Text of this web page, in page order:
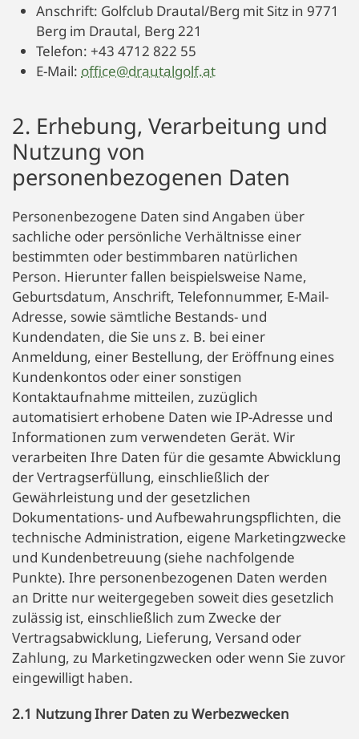
Anschrift: Golfclub Drautal/Berg mit Sitz in 9771
Berg im Drautal, Berg 221
Telefon: +43 4712 822 55
E-Mail: office@drautalgolf.at
2. Erhebung, Verarbeitung und
Nutzung von
personenbezogenen Daten
Personenbezogene Daten sind Angaben über
sachliche oder persönliche Verhältnisse einer
bestimmten oder bestimmbaren natürlichen
Person. Hierunter fallen beispielsweise Name,
Geburtsdatum, Anschrift, Telefonnummer, E-Mail-
Adresse, sowie sämtliche Bestands- und
Kundendaten, die Sie uns z. B. bei einer
Anmeldung, einer Bestellung, der Eröffnung eines
Kundenkontos oder einer sonstigen
Kontaktaufnahme mitteilen, zuzüglich
automatisiert erhobene Daten wie IP-Adresse und
Informationen zum verwendeten Gerät. Wir
verarbeiten Ihre Daten für die gesamte Abwicklung
der Vertragserfüllung, einschließlich der
Gewährleistung und der gesetzlichen
Dokumentations- und Aufbewahrungspflichten, die
technische Administration, eigene Marketingzwecke
und Kundenbetreuung (siehe nachfolgende
Punkte). Ihre personenbezogenen Daten werden
an Dritte nur weitergegeben soweit dies gesetzlich
zulässig ist, einschließlich zum Zwecke der
Vertragsabwicklung, Lieferung, Versand oder
Zahlung, zu Marketingzwecken oder wenn Sie zuvor
eingewilligt haben.
2.1 Nutzung Ihrer Daten zu Werbezwecken